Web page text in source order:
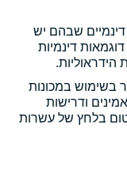
דינמיים שבהם יש
דינמיות
הידראוליות.
בשימוש במכונות
ודרישות
בלחץ של עשרות